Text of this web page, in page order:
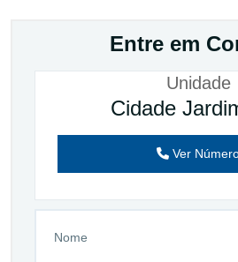
Entre em
Unidade
Cidade
Ver